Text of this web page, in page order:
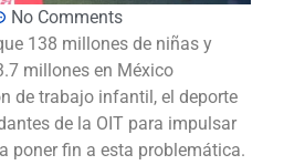
No Comments
138 millones de niñas y
millones en México
de trabajo infantil, el deporte
de la OIT para impulsar
poner fin a esta problemática.